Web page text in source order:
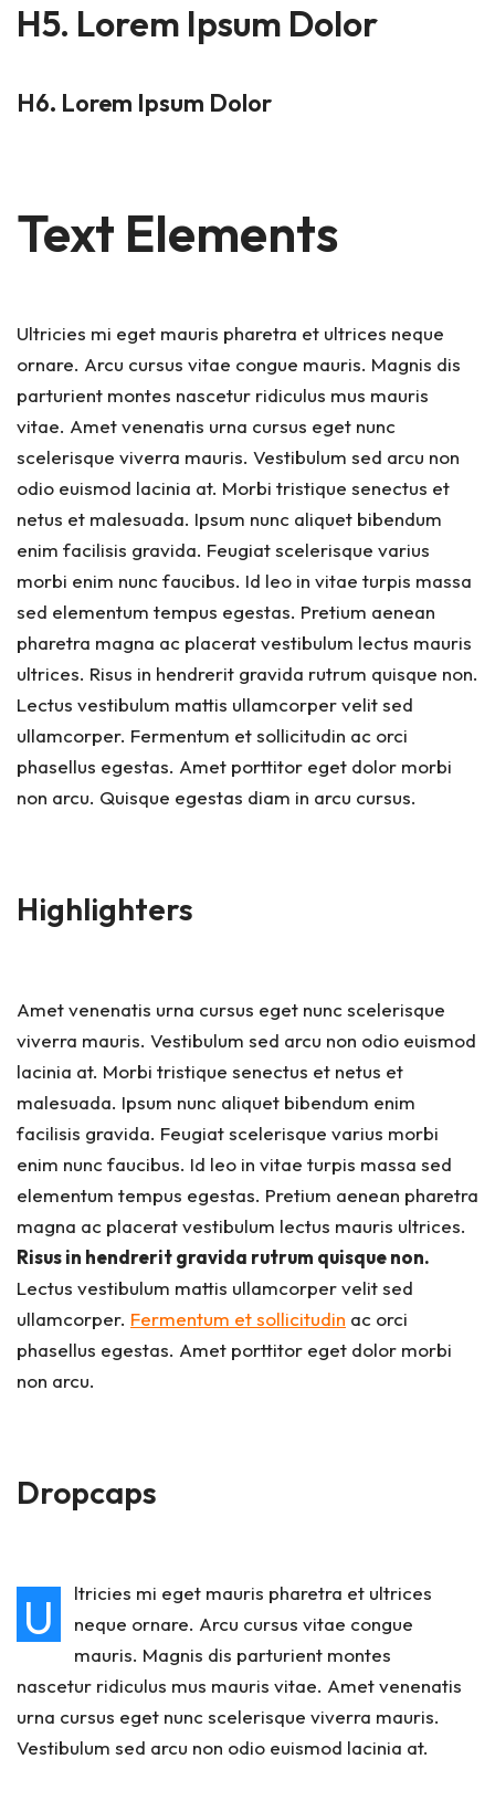
H5. Lorem Ipsum Dolor
H6. Lorem Ipsum Dolor
Text Elements
Ultricies mi eget mauris pharetra et ultrices neque
ornare. Arcu cursus vitae congue mauris. Magnis dis
parturient montes nascetur ridiculus mus mauris
vitae. Amet venenatis urna cursus eget nunc
scelerisque viverra mauris. Vestibulum sed arcu non
odio euismod lacinia at. Morbi tristique senectus et
netus et malesuada. Ipsum nunc aliquet bibendum
enim facilisis gravida. Feugiat scelerisque varius
morbi enim nunc faucibus. Id leo in vitae turpis massa
sed elementum tempus egestas. Pretium aenean
pharetra magna ac placerat vestibulum lectus mauris
ultrices. Risus in hendrerit gravida rutrum quisque non.
Lectus vestibulum mattis ullamcorper velit sed
ullamcorper. Fermentum et sollicitudin ac orci
phasellus egestas. Amet porttitor eget dolor morbi
non arcu. Quisque egestas diam in arcu cursus.
Highlighters
Amet venenatis urna cursus eget nunc scelerisque
viverra mauris. Vestibulum sed arcu non odio euismod
lacinia at. Morbi tristique senectus et netus et
malesuada. Ipsum nunc aliquet bibendum enim
facilisis gravida. Feugiat scelerisque varius morbi
enim nunc faucibus. Id leo in vitae turpis massa sed
elementum tempus egestas. Pretium aenean pharetra
magna ac placerat vestibulum lectus mauris ultrices.
Risus in hendrerit gravida rutrum quisque non.
Lectus vestibulum mattis ullamcorper velit sed
ullamcorper. Fermentum et sollicitudin ac orci
phasellus egestas. Amet porttitor eget dolor morbi
non arcu.
Dropcaps
U
ltricies mi eget mauris pharetra et ultrices
neque ornare. Arcu cursus vitae congue
mauris. Magnis dis parturient montes
nascetur ridiculus mus mauris vitae. Amet venenatis
urna cursus eget nunc scelerisque viverra mauris.
Vestibulum sed arcu non odio euismod lacinia at.